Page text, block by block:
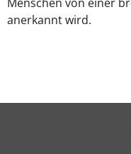
anerkannt wird.